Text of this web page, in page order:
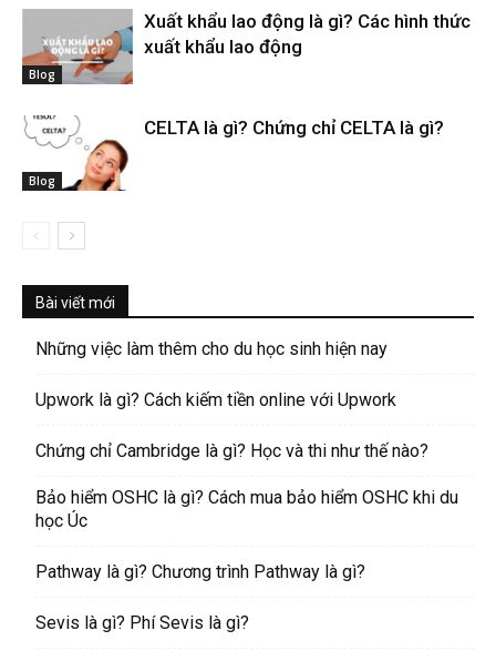
Blog
Xuất khẩu lao động là gì? Các hình thức
xuất khẩu lao động
Blog
CELTA là gì? Chứng chỉ CELTA là gì?
Bài viết mới
Những việc làm thêm cho du học sinh hiện nay
Upwork là gì? Cách kiếm tiền online với Upwork
Chứng chỉ Cambridge là gì? Học và thi như thế nào?
Bảo hiểm OSHC là gì? Cách mua bảo hiểm OSHC khi du
học Úc
Pathway là gì? Chương trình Pathway là gì?
Sevis là gì? Phí Sevis là gì?